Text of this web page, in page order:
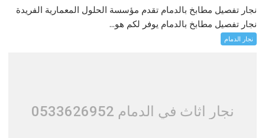
نجار تفصيل مطابخ بالدمام تقدم مؤسسة الحلول المعمارية الفريدة
نجار تفصيل مطابخ بالدمام يوفر لكم هو...
نجار الدمام
نجار اثاث في الدمام 0533626952